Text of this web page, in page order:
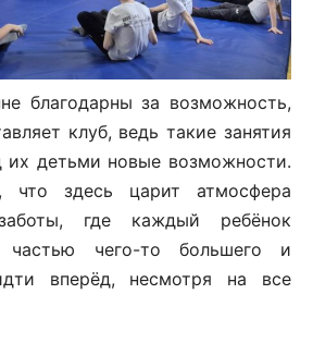
благодарны за возможность,
клуб, ведь такие занятия
их детьми новые возможности.
здесь царит атмосфера
где каждый ребёнок
частью чего-то большего и
вперёд, несмотря на все